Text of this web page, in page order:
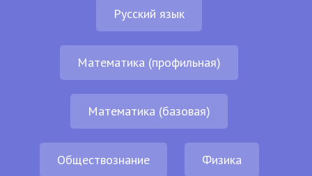
Русский язык
Математика (профильная)
Математика (базовая)
Обществознание Физика